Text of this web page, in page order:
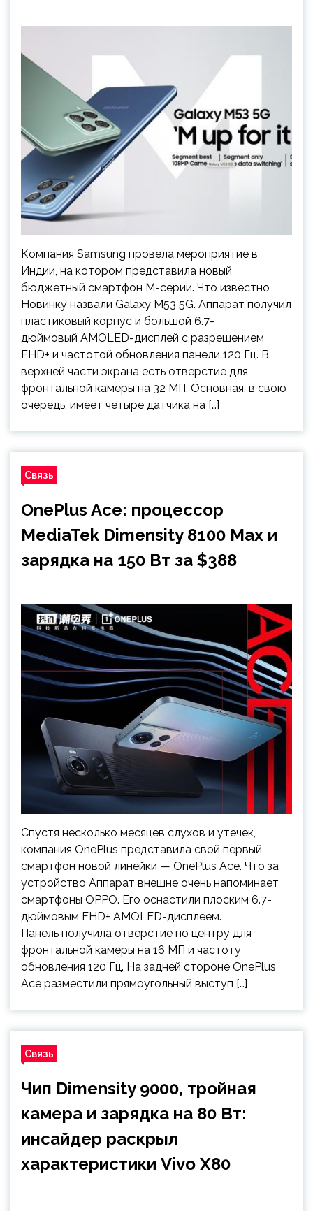
Компания Samsung провела мероприятие в
Индии, на котором представила новый
бюджетный смартфон M-серии. Что известно
Новинку назвали Galaxy M53 5G. Аппарат получил
пластиковый корпус и большой 6.7-
дюймовый AMOLED-дисплей с разрешением
FHD+ и частотой обновления панели 120 Гц. В
верхней части экрана есть отверстие для
фронтальной камеры на 32 МП. Основная, в свою
очередь, имеет четыре датчика на […]
Связь
OnePlus Ace: процессор
MediaTek Dimensity 8100 Max и
зарядка на 150 Вт за $388
Спустя несколько месяцев слухов и утечек,
компания OnePlus представила свой первый
смартфон новой линейки — OnePlus Ace. Что за
устройство Аппарат внешне очень напоминает
смартфоны OPPO. Его оснастили плоским 6.7-
дюймовым FHD+ AMOLED-дисплеем.
Панель получила отверстие по центру для
фронтальной камеры на 16 МП и частоту
обновления 120 Гц. На задней стороне OnePlus
Ace разместили прямоугольный выступ […]
Связь
Чип Dimensity 9000, тройная
камера и зарядка на 80 Вт:
инсайдер раскрыл
характеристики Vivo X80